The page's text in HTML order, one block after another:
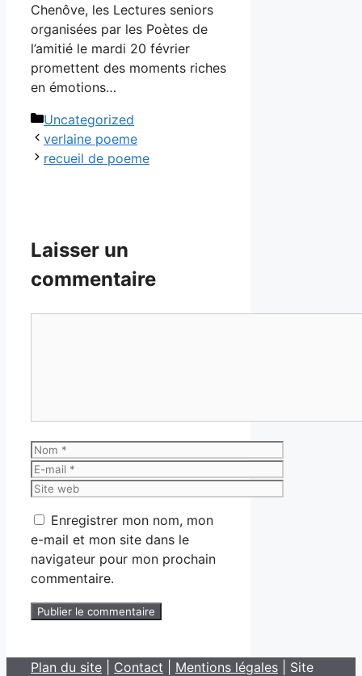
Chenôve, les Lectures seniors
organisées par les Poètes de
l’amitié le mardi 20 février
promettent des moments riches
en émotions…
Catégories
Uncategorized
verlaine poeme
recueil de poeme
Laisser un
commentaire
Nom
E-
mail
Site
Enregistrer mon nom, mon
e-mail et mon site dans le
navigateur pour mon prochain
commentaire.
Plan du site Contact Mentions légales | Site